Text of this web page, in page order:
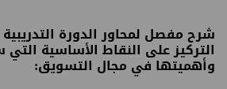
شرح مفصل لمحاور الدورة
التركيز على النقاط الأساسية
وأهميتها في مجال التسويق: